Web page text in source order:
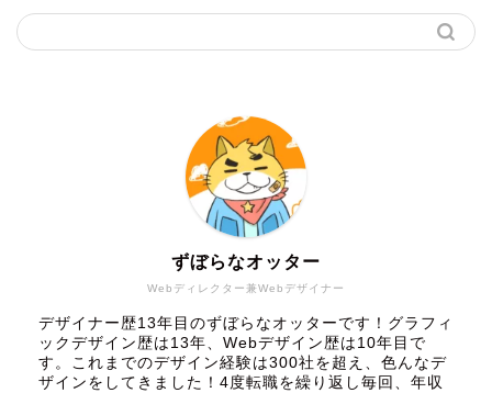
Webディレクター兼Webデザイナー
ずぼらなオッター
デザイナー歴13年目のずぼらなオッターです！グラフィ
ックデザイン歴は13年、Webデザイン歴は10年目で
す。これまでのデザイン経験は300社を超え、色んなデ
ザインをしてきました！4度転職を繰り返し毎回、年収